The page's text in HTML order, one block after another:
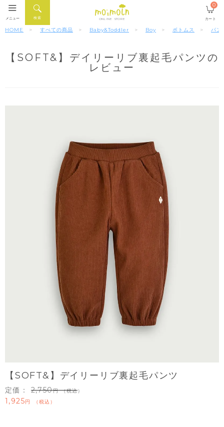
ONLINE STORE
検索
メニュー カート
0
HOME すべての商品 Baby&Toddler Boy ボトムス パン
【SOFT&】デイリーリブ裏起毛パンツの
レビュー
【SOFT&】デイリーリブ裏起毛パンツ
定価： 2,750 （税込）
1,925 税込